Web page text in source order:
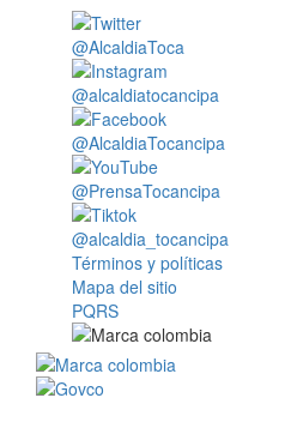
@AlcaldiaToca
@alcaldiatocancipa
@AlcaldiaTocancipa
@PrensaTocancipa
@alcaldia_tocancipa
Términos y políticas
Mapa del sitio
PQRS